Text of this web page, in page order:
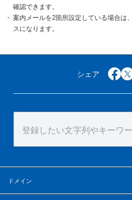
確認できます。
案内メールを2箇所設定している場合は
スになります。
シェア
ドメイン